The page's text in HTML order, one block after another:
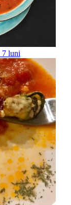
7 luni